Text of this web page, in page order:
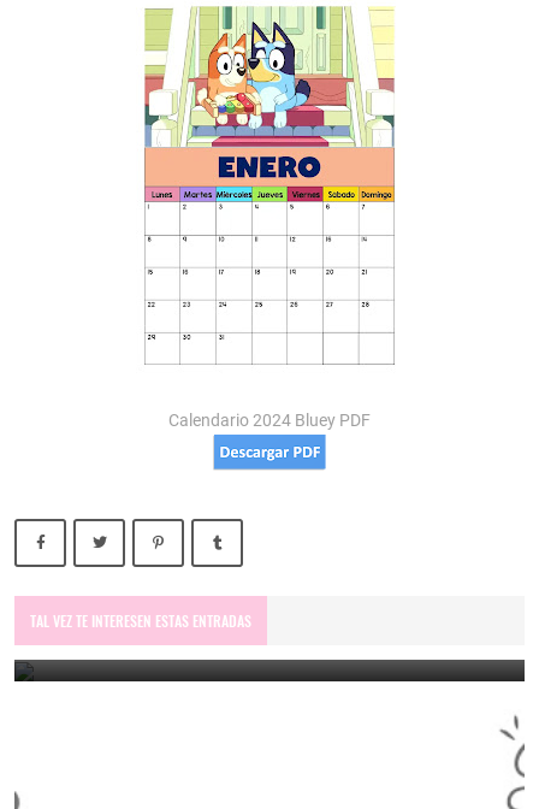
Calendario 2024 Bluey PDF
TAL VEZ TE INTERESEN ESTAS ENTRADAS
Calendario 2026 para imprimir mes a mes
December 31, 2025